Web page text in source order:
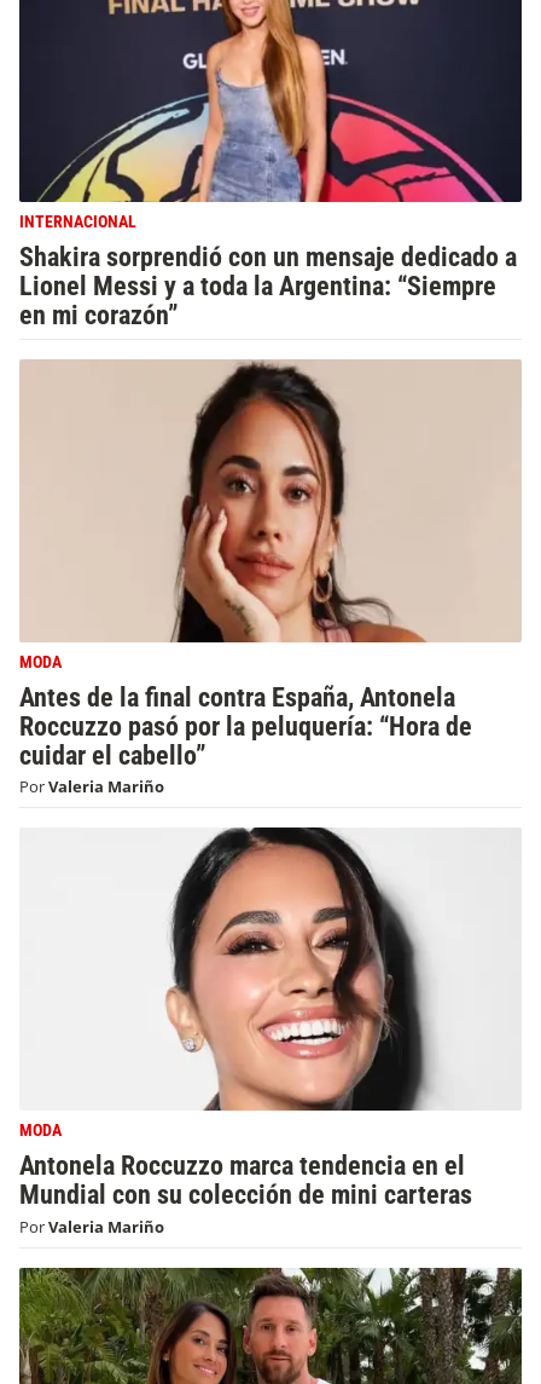
INTERNACIONAL
Shakira sorprendió con un mensaje dedicado a
Lionel Messi y a toda la Argentina: “Siempre
en mi corazón”
MODA
Antes de la final contra España, Antonela
Roccuzzo pasó por la peluquería: “Hora de
cuidar el cabello”
PorValeria Mariño
MODA
Antonela Roccuzzo marca tendencia en el
Mundial con su colección de mini carteras
PorValeria Mariño